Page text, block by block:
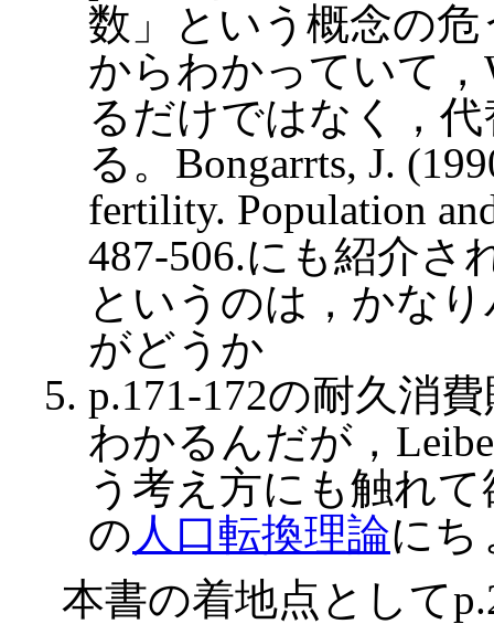
数」という概念の
からわかっていて
るだけではなく，
る。Bongarrts, J.
fertility. Population
487-506.にも紹介さ
というのは，かな
がどうか
p.171-172の耐久消
わかるんだが，
う考え方にも触れ
の 人口転換理論にち
本書の着地点として